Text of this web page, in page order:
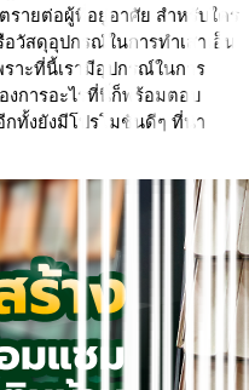
ายต่อผู้ที่อยู่อาศัย สำหรับใคร
วัสดุอุปกรณ์ในการทำเสาเอ็น
ราะที่นี้เรามีอุปกรณ์ในการ
งการอะไรที่นี้ก็พร้อมตอบ
กทั้งยังมีโปรโมชันดีๆ ที่น่า